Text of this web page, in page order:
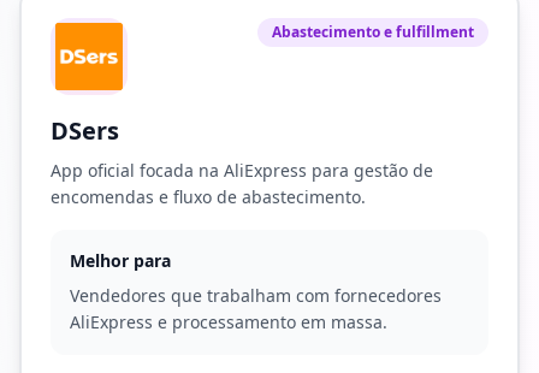
Abastecimento e fulfillment
DSers
App oficial focada na AliExpress para gestão de
encomendas e fluxo de abastecimento.
Melhor para
Vendedores que trabalham com fornecedores
AliExpress e processamento em massa.